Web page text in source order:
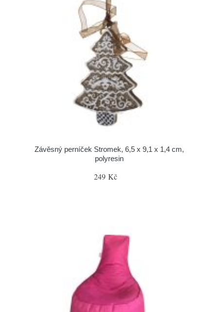
Závěsný perníček Stromek, 6,5 x 9,1 x 1,4 cm,
polyresin
249 Kč